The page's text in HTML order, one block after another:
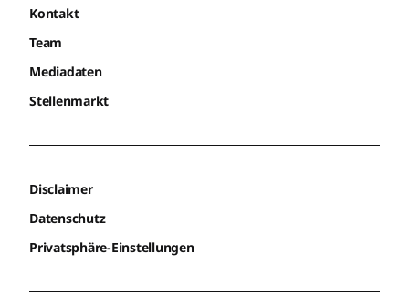
Kontakt
Team
Mediadaten
Stellenmarkt
Disclaimer
Datenschutz
Privatsphäre-Einstellungen